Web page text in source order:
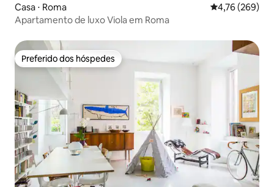
Casa ⋅ Roma 4,76 de uma
4,76 (269)
Apartamento de luxo Viola em Roma
Preferido dos hóspedes
Preferido dos hóspedes